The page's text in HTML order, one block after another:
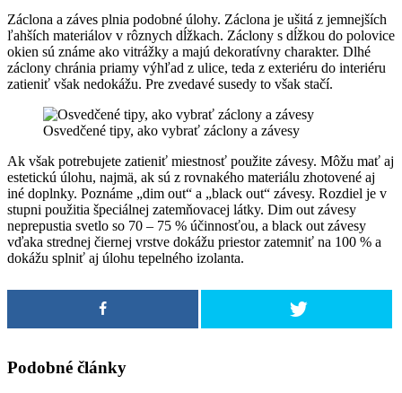
Záclona a záves plnia podobné úlohy. Záclona je ušitá z jemnejších
ľahších materiálov v rôznych dĺžkach. Záclony s dĺžkou do polovice
okien sú známe ako vitrážky a majú dekoratívny charakter. Dlhé
záclony chránia priamy výhľad z ulice, teda z exteriéru do interiéru
zatieniť však nedokážu. Pre zvedavé susedy to však stačí.
Osvedčené tipy, ako vybrať záclony a závesy
Ak však potrebujete zatieniť miestnosť použite závesy. Môžu mať aj
estetickú úlohu, najmä, ak sú z rovnakého materiálu zhotovené aj
iné doplnky. Poznáme „dim out“ a „black out“ závesy. Rozdiel je v
stupni použitia špeciálnej zatemňovacej látky. Dim out závesy
neprepustia svetlo so 70 – 75 % účinnosťou, a black out závesy
vďaka strednej čiernej vrstve dokážu priestor zatemniť na 100 % a
dokážu splniť aj úlohu tepelného izolanta.
Podobné články